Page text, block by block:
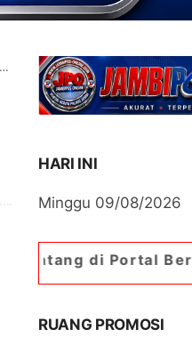
HARI INI
Minggu 09/08/2026
Portal Berita
RUANG PROMOSI